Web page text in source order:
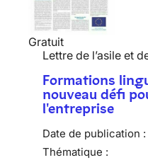
Gratuit
Lettre de l’asile et
Formations
nouveau défi
l'entreprise
Date de publication :
Thématique :